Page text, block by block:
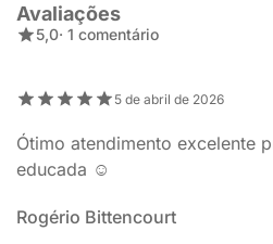
Avaliações
5,0· 1 comentário
5 de abril de 2026
Ótimo atendimento excelente
educada ☺️
Rogério Bittencourt